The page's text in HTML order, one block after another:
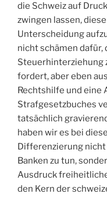
die Schweiz auf
zwingen lassen,
Unterscheidung
nicht schämen dafür,
Steuerhinterziehung
fordert, aber eben
Rechtshilfe und eine
Strafgesetzbuches
tatsächlich
haben wir es bei
Differenzierung
Banken zu tun,
Ausdruck
den Kern der